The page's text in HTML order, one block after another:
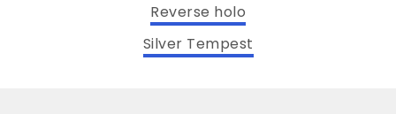
Reverse holo
Silver Tempest